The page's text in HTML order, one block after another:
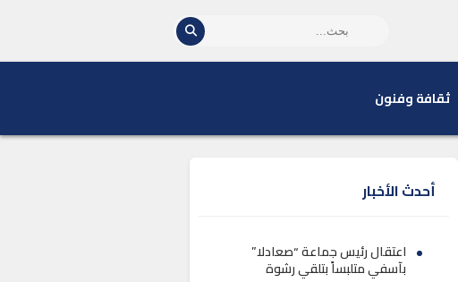
ثقافة وفنون
أحدث الأخبار
اعتقال رئيس جماعة “صعادلا”
بآسفي متلبساً بتلقي رشوة